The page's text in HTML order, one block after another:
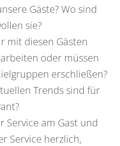
Gäste? Wo sind
sie?
mit diesen Gästen
oder müssen
erschließen?
Trends sind für
Service am Gast und
Service herzlich,